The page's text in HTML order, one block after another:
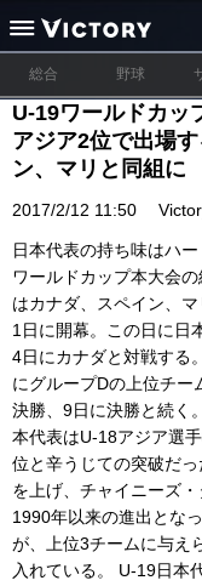
総合 野球
U-19ワールドカッ
アジア2位で出場
ン、マリと同組に
2017/2/12 11:50
日本代表の持ち味はハ
ワールドカップ本大会
はカナダ、スペイン、
1日に開幕。この日に日
4日にカナダと対戦する
にグループDの上位チー
決勝、9日に決勝と続く
本代表はU-18アジア選
位と辛うじての突破だ
を上げ、チャイニーズ
1990年以来の進出とな
が、上位3チームに与え
入れている。 U-19日本